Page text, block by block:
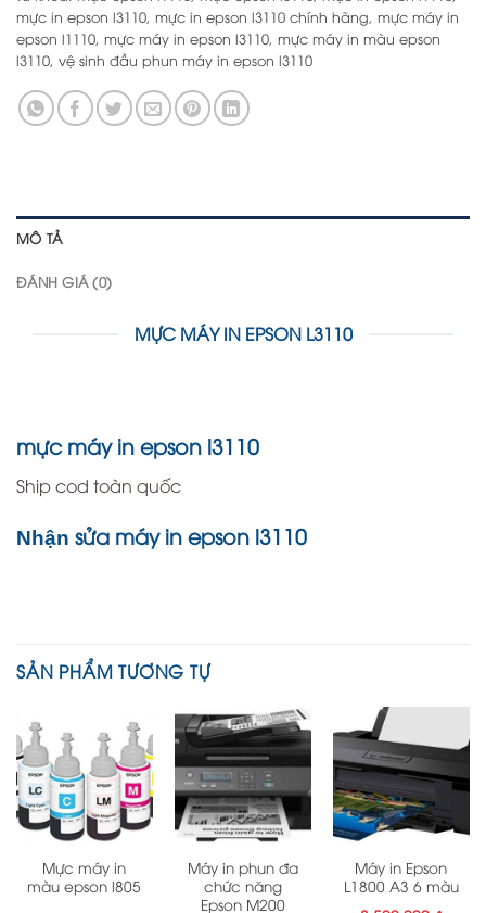
mực in epson l3110, mực in epson l3110 chính hãng, mực máy in
epson l1110, mực máy in epson l3110, mực máy in màu epson
l3110, vệ sinh đầu phun máy in epson l3110
MÔ TẢ
ĐÁNH GIÁ (0)
MỰC MÁY IN EPSON L3110
mực máy in epson l3110
Ship cod toàn quốc
Nhận sửa máy in epson l3110
SẢN PHẨM TƯƠNG TỰ
Mực máy in
màu epson l805
Máy in phun đa
chức năng
Epson M200
Máy in Epson
L1800 A3 6 màu